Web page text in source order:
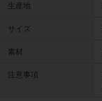
生産地
サイズ
素材
注意事項